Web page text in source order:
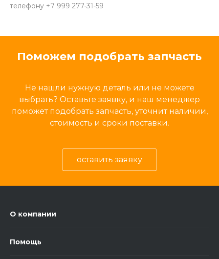
телефону +7 999 277-31-59
Поможем подобрать запчасть
Не нашли нужную деталь или не можете
выбрать? Оставьте заявку, и наш менеджер
поможет подобрать запчасть, уточнит наличии,
стоимость и сроки поставки.
оставить заявку
О компании
Помощь